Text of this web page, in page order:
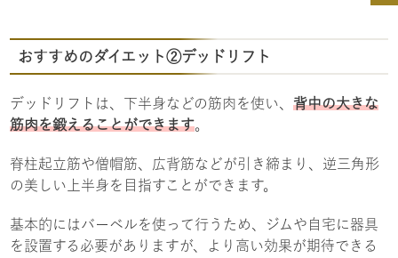
おすすめのダイエット②デッドリフト
デッドリフトは、下半身などの筋肉を使い、背中の大きな
筋肉を鍛えることができます。
脊柱起立筋や僧帽筋、広背筋などが引き締まり、逆三角形
の美しい上半身を目指すことができます。
基本的にはバーベルを使って行うため、ジムや自宅に器具
を設置する必要がありますが、より高い効果が期待できる